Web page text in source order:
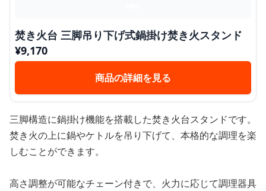
焚き火台 三脚吊り下げ式鍋掛け焚き火スタンド
¥9,170
商品の詳細を見る
三脚構造に鍋掛け機能を搭載した焚き火台スタンドです。
焚き火の上に鍋やケトルを吊り下げて、本格的な調理を楽
しむことができます。
高さ調整が可能なチェーン付きで、火力に応じて調理器具